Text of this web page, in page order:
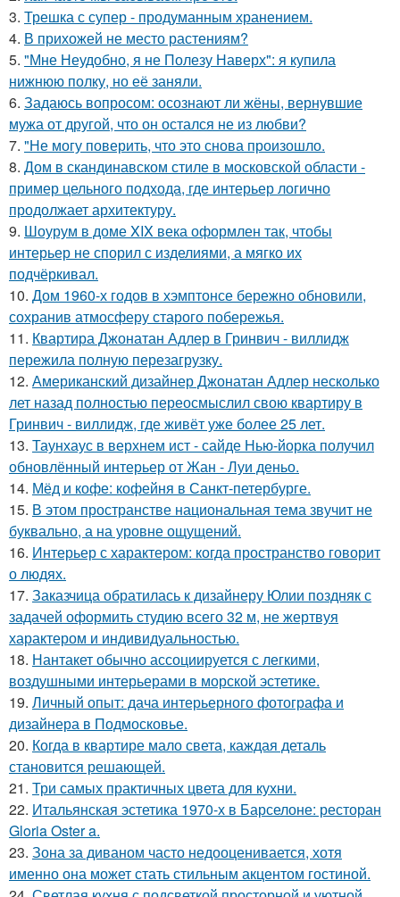
3. Трешка с супер - продуманным хранением.
4. В прихожей не место растениям?
5. "Мне Неудобно, я не Полезу Наверх": я купила
нижнюю полку, но её заняли.
6. Задаюсь вопросом: осознают ли жёны, вернувшие
мужа от другой, что он остался не из любви?
7. "Не могу поверить, что это снова произошло.
8. Дом в скандинавском стиле в московской области -
пример цельного подхода, где интерьер логично
продолжает архитектуру.
9. Шоурум в доме XIX века оформлен так, чтобы
интерьер не спорил с изделиями, а мягко их
подчёркивал.
10. Дом 1960-х годов в хэмптонсе бережно обновили,
сохранив атмосферу старого побережья.
11. Квартира Джонатан Адлер в Гринвич - виллидж
пережила полную перезагрузку.
12. Американский дизайнер Джонатан Адлер несколько
лет назад полностью переосмыслил свою квартиру в
Гринвич - виллидж, где живёт уже более 25 лет.
13. Таунхаус в верхнем ист - сайде Нью-йорка получил
обновлённый интерьер от Жан - Луи деньо.
14. Мёд и кофе: кофейня в Санкт-петербурге.
15. В этом пространстве национальная тема звучит не
буквально, а на уровне ощущений.
16. Интерьер с характером: когда пространство говорит
о людях.
17. Заказчица обратилась к дизайнеру Юлии поздняк с
задачей оформить студию всего 32 м, не жертвуя
характером и индивидуальностью.
18. Нантакет обычно ассоциируется с легкими,
воздушными интерьерами в морской эстетике.
19. Личный опыт: дача интерьерного фотографа и
дизайнера в Подмосковье.
20. Когда в квартире мало света, каждая деталь
становится решающей.
21. Три самых практичных цвета для кухни.
22. Итальянская эстетика 1970-х в Барселоне: ресторан
Gloria Oster a.
23. Зона за диваном часто недооценивается, хотя
именно она может стать стильным акцентом гостиной.